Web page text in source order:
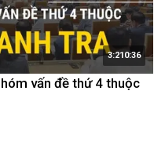
3:210:36
vấn đề thứ 4 thuộc